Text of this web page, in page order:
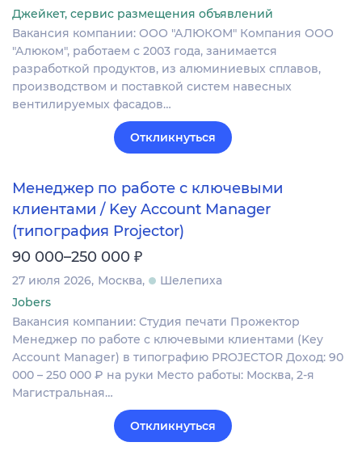
Джейкет, сервис размещения объявлений
Вакансия компании: ООО "АЛЮКОМ" Компания ООО
"Алюком", работаем с 2003 года, занимается
разработкой продуктов, из алюминиевых сплавов,
производством и поставкой систем навесных
вентилируемых фасадов…
Откликнуться
Менеджер по работе с ключевыми
клиентами / Key Account Manager
(типография Projector)
90 000–250 000 ₽
27 июля 2026 Москва
Шелепиха
Jobers
Вакансия компании: Студия печати Прожектор
Менеджер по работе с ключевыми клиентами (Key
Account Manager) в типографию PROJECTOR Доход: 90
000 – 250 000 ₽ на руки Место работы: Москва, 2-я
Магистральная…
Откликнуться